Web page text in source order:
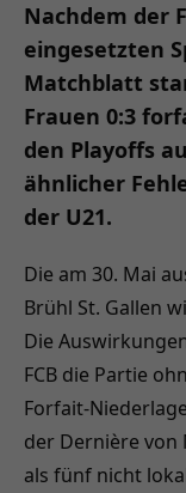
Nachdem der
eingesetzten
Matchblatt
Frauen 0:3
den Playoffs
ähnlicher
der U21.
Die am 30. Mai
Brühl St. Gallen
Die
FCB die Partie
Forfait-
der Dernière von
als fünf nicht